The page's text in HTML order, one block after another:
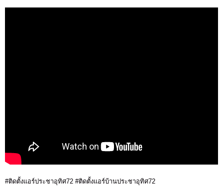
#ติดตั้งแอร์ประชาอุทิศ72 #ติดตั้งแอร์บ้านประชาอุทิศ72